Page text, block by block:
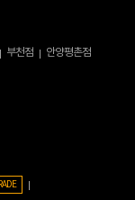
부천점 안양평촌점